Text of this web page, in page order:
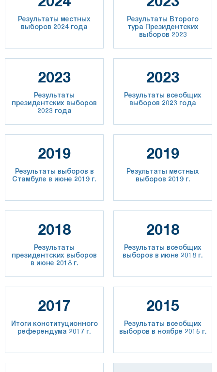
Результаты местных
выборов 2024 года
Результаты Второго
тура Президентских
выборов 2023
2023
Результаты
президентских выборов
2023 года
2023
Результаты всеобщих
выборов 2023 года
2019
Результаты выборов в
Стамбуле в июне 2019 г.
2019
Результаты местных
выборов 2019 г.
2018
Результаты
президентских выборов
в июне 2018 г.
2018
Результаты всеобщих
выборов в июне 2018 г.
2017
Итоги конституционного
референдума 2017 г.
2015
Результаты всеобщих
выборов в ноябре 2015 г.